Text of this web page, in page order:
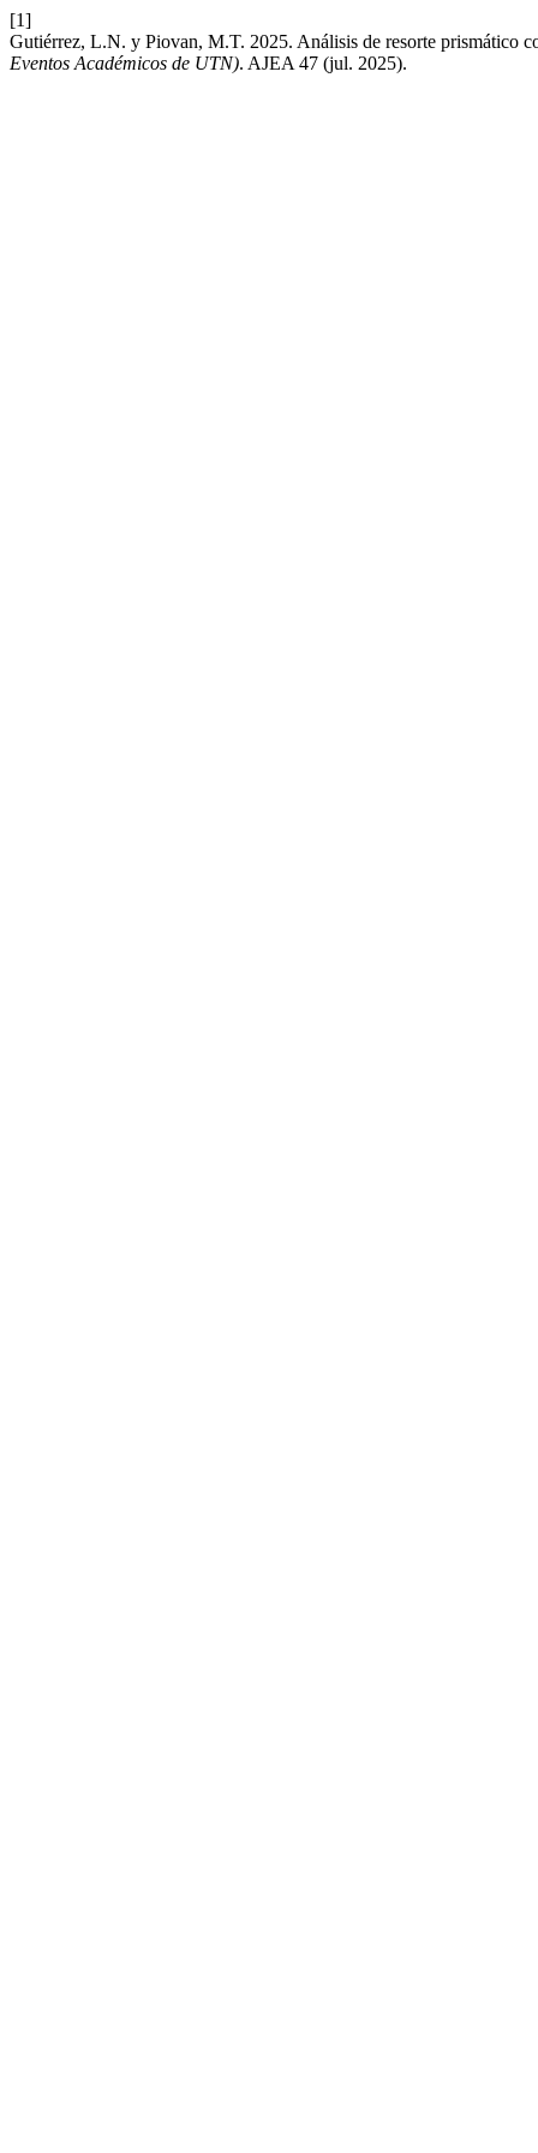
[1]
Gutiérrez, L.N. y Piovan, M.T. 2025. Análisis de resorte prismático
Eventos Académicos de UTN). AJEA 47 (jul. 2025).